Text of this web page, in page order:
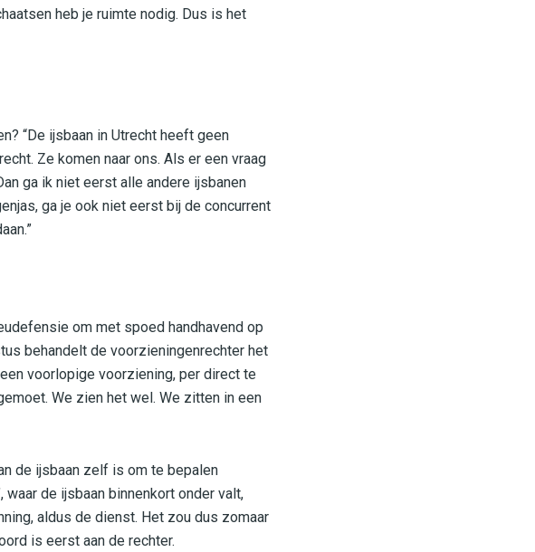
heb je ruimte nodig. Dus is het
“De ijsbaan in Utrecht heeft geen
Ze komen naar ons. Als er een vraag
ga ik niet eerst alle andere ijsbanen
ga je ook niet eerst bij de concurrent
om met spoed handhavend op
behandelt de voorzieningenrechter het
voorlopige voorziening, per direct te
We zien het wel. We zitten in een
de ijsbaan zelf is om te bepalen
waar de ijsbaan binnenkort onder valt,
aldus de dienst. Het zou dus zomaar
is eerst aan de rechter.